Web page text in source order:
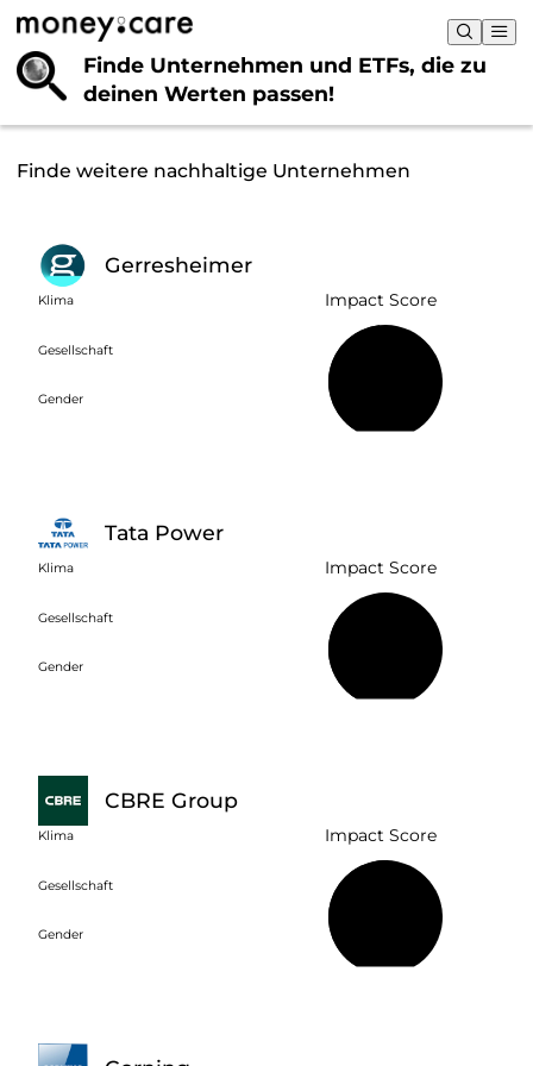
Finde Unternehmen und ETFs, die zu
deinen Werten passen!
Finde weitere nachhaltige Unternehmen
Gerresheimer
Klima
Gesellschaft
Gender
Impact Score
Tata Power
Klima
Gesellschaft
Gender
Impact Score
CBRE Group
Klima
Gesellschaft
Gender
Impact Score